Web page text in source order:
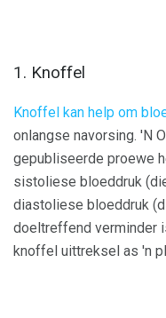
1. Knoffel
Knoffel kan help om
onlangse navorsing. 'N
gepubliseerde proewe
sistoliese bloeddruk
diastoliese bloeddruk
doeltreffend verminder
knoffel uittreksel as 'n